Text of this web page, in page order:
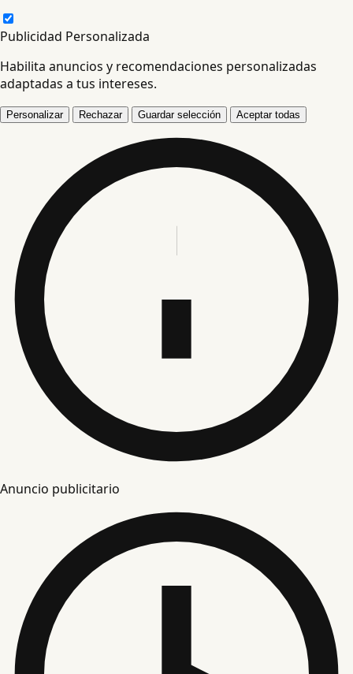
Publicidad Personalizada
Habilita anuncios y recomendaciones personalizadas
adaptadas a tus intereses.
Personalizar Rechazar Guardar selección Aceptar todas
Anuncio publicitario